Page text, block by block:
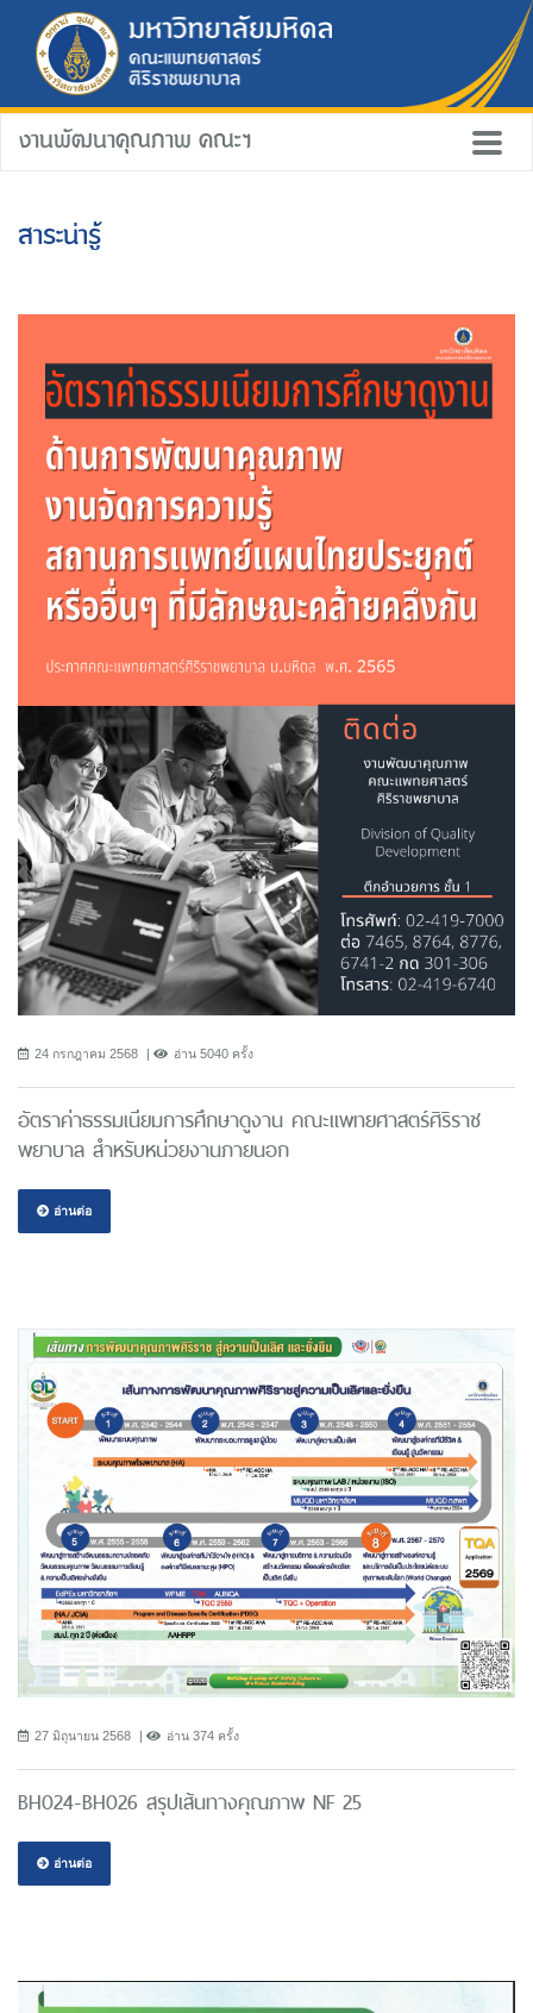
งานพัฒนาคุณภาพ คณะฯ
สาระน่ารู้
24 กรกฎาคม 2568 อ่าน 5040 ครั้ง
อัตราค่าธรรมเนียมการศึกษาดูงาน คณะแพทยศาสตร์ศิริราช
พยาบาล สำหรับหน่วยงานภายนอก
อ่านต่อ
27 มิถุนายน 2568 อ่าน 374 ครั้ง
BH024-BH026 สรุปเส้นทางคุณภาพ NF 25
อ่านต่อ